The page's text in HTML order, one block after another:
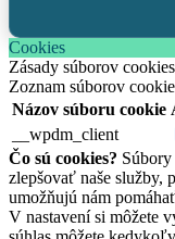
Cookies
Zásady súborov cookies
Zoznam súborov cookie
Názov súboru cookie
__wpdm_client
Čo sú cookies?
zlepšovať naše služby,
umožňujú nám
V nastavení si môžete